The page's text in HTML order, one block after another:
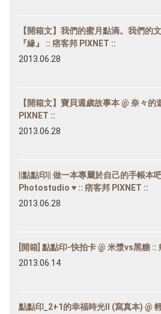
【開箱文】我們的蜜月點滴。我們的
『緣』 :: 痞客邦 PIXNET ::
2013.06.28
【開箱文】寶貝週歲故事本 @ 奈々
PIXNET ::
2013.06.28
||點點印|| 做一本專屬於自己的手帳本
Photostudio ♥ :: 痞客邦 PIXNET ::
2013.06.28
[開箱] 點點印-快拍卡 @ 米漿vs黑糖 ::
2013.06.14
點點印_2+1的幸福時光II (寫真本) @